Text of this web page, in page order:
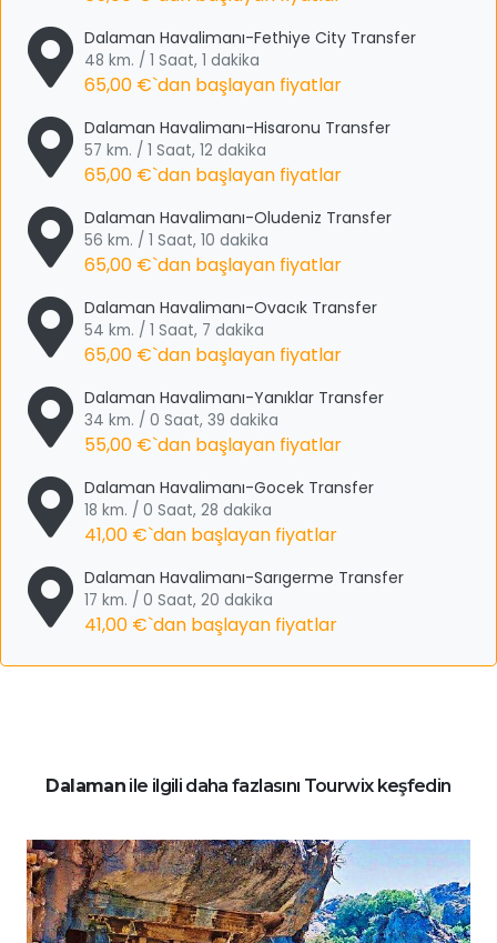
Dalaman Havalimanı-Fethiye City Transfer
48 km. / 1 Saat, 1 dakika
65,00 €`dan başlayan fiyatlar
Dalaman Havalimanı-Hisaronu Transfer
57 km. / 1 Saat, 12 dakika
65,00 €`dan başlayan fiyatlar
Dalaman Havalimanı-Oludeniz Transfer
56 km. / 1 Saat, 10 dakika
65,00 €`dan başlayan fiyatlar
Dalaman Havalimanı-Ovacık Transfer
54 km. / 1 Saat, 7 dakika
65,00 €`dan başlayan fiyatlar
Dalaman Havalimanı-Yanıklar Transfer
34 km. / 0 Saat, 39 dakika
55,00 €`dan başlayan fiyatlar
Dalaman Havalimanı-Gocek Transfer
18 km. / 0 Saat, 28 dakika
41,00 €`dan başlayan fiyatlar
Dalaman Havalimanı-Sarıgerme Transfer
17 km. / 0 Saat, 20 dakika
41,00 €`dan başlayan fiyatlar
Dalaman ile ilgili daha fazlasını Tourwix keşfedin